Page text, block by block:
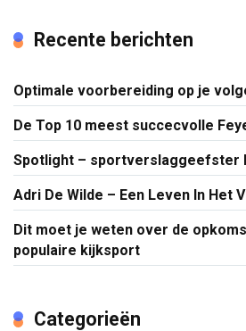
Recente berichten
Optimale voorbereiding op je
De Top 10 meest succecvolle
Spotlight – sportverslaggeefster
Adri De Wilde – Een Leven In Het
Dit moet je weten over de
populaire kijksport
Categorieën